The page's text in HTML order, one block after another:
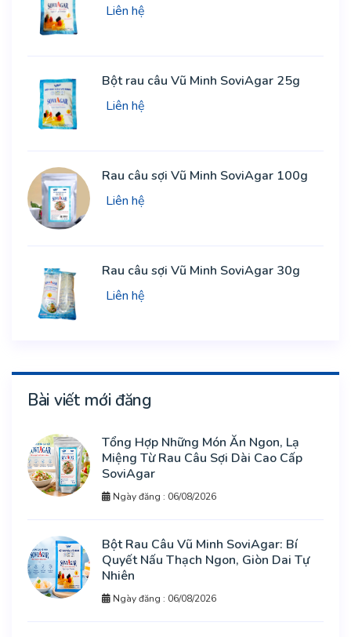
Liên hệ
Bột rau câu Vũ Minh SoviAgar 25g
Liên hệ
Rau câu sợi Vũ Minh SoviAgar 100g
Liên hệ
Rau câu sợi Vũ Minh SoviAgar 30g
Liên hệ
Bài viết mới đăng
Tổng Hợp Những Món Ăn Ngon, Lạ
Miệng Từ Rau Câu Sợi Dài Cao Cấp
SoviAgar
Ngày đăng : 06/08/2026
Bột Rau Câu Vũ Minh SoviAgar: Bí
Quyết Nấu Thạch Ngon, Giòn Dai Tự
Nhiên
Ngày đăng : 06/08/2026